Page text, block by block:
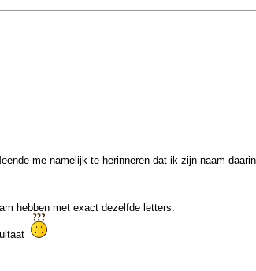
me namelijk te herinneren dat ik zijn naam
hebben met exact dezelfde letters.